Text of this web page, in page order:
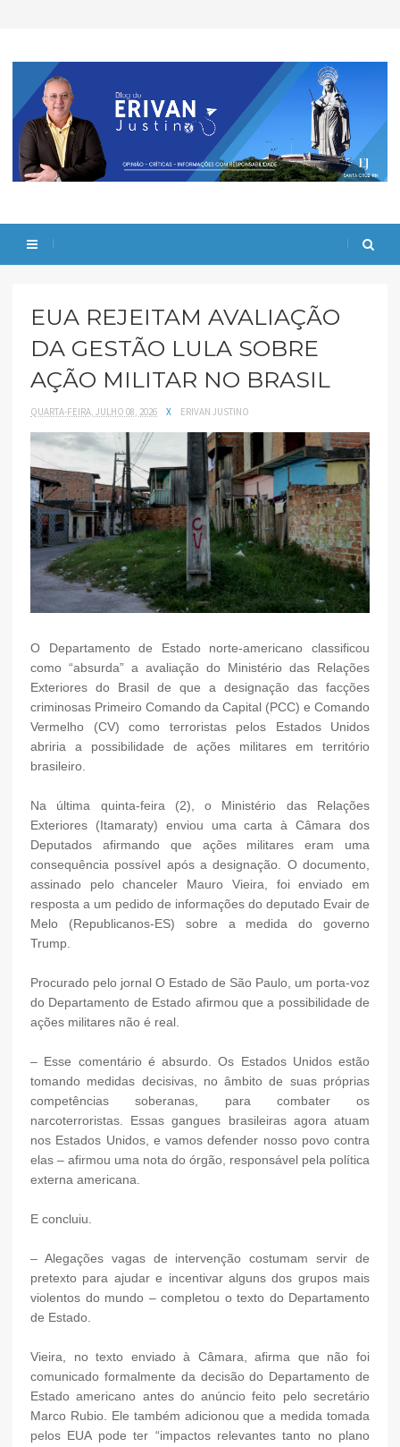
EUA REJEITAM AVALIAÇÃO
DA GESTÃO LULA SOBRE
AÇÃO MILITAR NO BRASIL
QUARTA-FEIRA, JULHO 08, 2026 X ERIVAN JUSTINO
O Departamento de Estado norte-americano classificou
como “absurda” a avaliação do Ministério das Relações
Exteriores do Brasil de que a designação das facções
criminosas Primeiro Comando da Capital (PCC) e Comando
Vermelho (CV) como terroristas pelos Estados Unidos
abriria a possibilidade de ações militares em território
brasileiro.
Na última quinta-feira (2), o Ministério das Relações
Exteriores (Itamaraty) enviou uma carta à Câmara dos
Deputados afirmando que ações militares eram uma
consequência possível após a designação. O documento,
assinado pelo chanceler Mauro Vieira, foi enviado em
resposta a um pedido de informações do deputado Evair de
Melo (Republicanos-ES) sobre a medida do governo
Trump.
Procurado pelo jornal O Estado de São Paulo, um porta-voz
do Departamento de Estado afirmou que a possibilidade de
ações militares não é real.
– Esse comentário é absurdo. Os Estados Unidos estão
tomando medidas decisivas, no âmbito de suas próprias
competências soberanas, para combater os
narcoterroristas. Essas gangues brasileiras agora atuam
nos Estados Unidos, e vamos defender nosso povo contra
elas – afirmou uma nota do órgão, responsável pela política
externa americana.
E concluiu.
– Alegações vagas de intervenção costumam servir de
pretexto para ajudar e incentivar alguns dos grupos mais
violentos do mundo – completou o texto do Departamento
de Estado.
Vieira, no texto enviado à Câmara, afirma que não foi
comunicado formalmente da decisão do Departamento de
Estado americano antes do anúncio feito pelo secretário
Marco Rubio. Ele também adicionou que a medida tomada
pelos EUA pode ter “impactos relevantes tanto no plano